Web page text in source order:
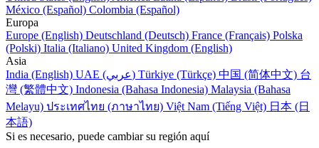
México (Español) Colombia (Español)
Europa
Europe (English) Deutschland (Deutsch) France (Français) Polska
(Polski) Italia (Italiano) United Kingdom (English)
Asia
India (English)
UAE (عربي) Türkiye (Türkçe) 中国 (简体中文) 台
灣 (繁體中文) Indonesia (Bahasa Indonesia) Malaysia (Bahasa
Melayu) ประเทศไทย (ภาษาไทย) Việt Nam (Tiếng Việt) 日本 (日
本語)
Si es necesario, puede cambiar su región aquí